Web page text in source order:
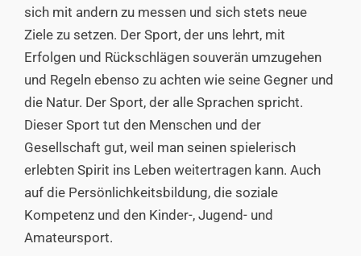
sich mit andern zu messen und sich stets neue
Ziele zu setzen. Der Sport, der uns lehrt, mit
Erfolgen und Rückschlägen souverän umzugehen
und Regeln ebenso zu achten wie seine Gegner und
die Natur. Der Sport, der alle Sprachen spricht.
Dieser Sport tut den Menschen und der
Gesellschaft gut, weil man seinen spielerisch
erlebten Spirit ins Leben weitertragen kann. Auch
auf die Persönlichkeitsbildung, die soziale
Kompetenz und den Kinder-, Jugend- und
Amateursport.